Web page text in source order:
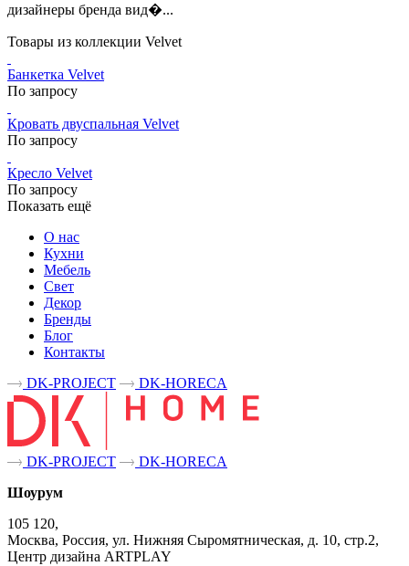
дизайнеры бренда вид�...
Товары из коллекции Velvet
Банкетка Velvet
По запросу
Кровать двуспальная Velvet
По запросу
Кресло Velvet
По запросу
Показать ещё
О нас
Кухни
Мебель
Свет
Декор
Бренды
Блог
Контакты
DK-PROJECT
DK-HORECA
DK-PROJECT
DK-HORECA
Шоурум
105 120,
Москва, Россия, ул. Нижняя Сыромятническая, д. 10, стр.2,
Центр дизайна ARTPLAY